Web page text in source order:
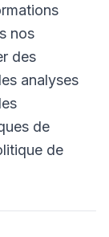
nos
des
analyses
de
de